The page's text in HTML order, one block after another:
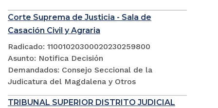
Corte Suprema de Justicia - Sala de
Casación Civil y Agraria
Radicado: 11001020300020230259800
Asunto: Notifica Decisión
Demandados: Consejo Seccional de la
Judicatura del Magdalena y Otros
TRIBUNAL SUPERIOR DISTRITO JUDICIAL